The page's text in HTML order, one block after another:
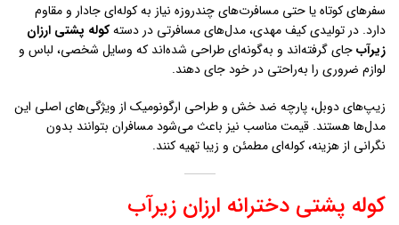
سفرهای کوتاه یا حتی مسافرت‌های چندروزه نیاز به کوله‌ای جادار و مقاوم
دارد. در تولیدی کیف مهدی، مدل‌های مسافرتی در دستهکوله پشتی ارزان
زيرآبجای گرفته‌اند و به‌گونه‌ای طراحی شده‌اند که وسایل شخصی، لباس و
لوازم ضروری را به‌راحتی در خود جای دهند.
زیپ‌های دوبل، پارچه ضد خش و طراحی ارگونومیک از ویژگی‌های اصلی این
مدل‌ها هستند. قیمت مناسب نیز باعث می‌شود مسافران بتوانند بدون
نگرانی از هزینه، کوله‌ای مطمئن و زیبا تهیه کنند.
کوله پشتی دخترانه ارزان زيرآب